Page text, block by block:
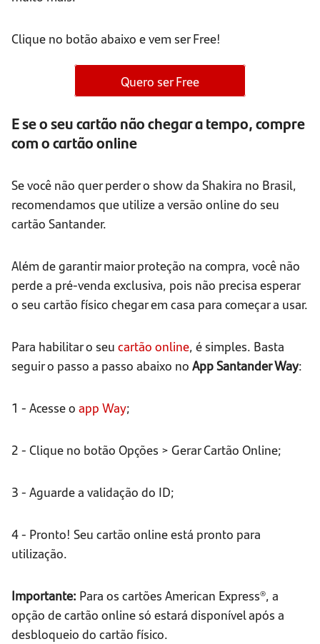
Clique no botão abaixo e vem ser Free!
Quero ser Free
E se o seu cartão não chegar a tempo, compre
com o cartão online
Se você não quer perder o show da Shakira no Brasil,
recomendamos que utilize a versão online do seu
cartão Santander.
Além de garantir maior proteção na compra, você não
perde a pré-venda exclusiva, pois não precisa esperar
o seu cartão físico chegar em casa para começar a usar.
Para habilitar o seu cartão online, é simples. Basta
seguir o passo a passo abaixo no App Santander Way:
1 - Acesse o app Way;
2 - Clique no botão Opções > Gerar Cartão Online;
3 - Aguarde a validação do ID;
4 - Pronto! Seu cartão online está pronto para
utilização.
Importante: Para os cartões American Express®, a
opção de cartão online só estará disponível após a
desbloqueio do cartão físico.